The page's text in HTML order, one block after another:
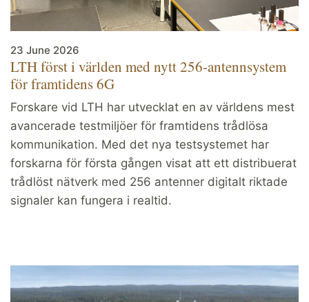
23 June 2026
LTH först i världen med nytt 256-antennsystem
för framtidens 6G
Forskare vid LTH har utvecklat en av världens mest
avancerade testmiljöer för framtidens trådlösa
kommunikation. Med det nya testsystemet har
forskarna för första gången visat att ett distribuerat
trådlöst nätverk med 256 antenner digitalt riktade
signaler kan fungera i realtid.